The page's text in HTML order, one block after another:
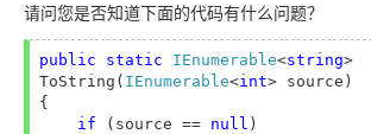
请问您是否知道下面的代码有什么问题？
public static IEnumerable<string>
ToString( IEnumerable<int> source)
{
if
(source == null )